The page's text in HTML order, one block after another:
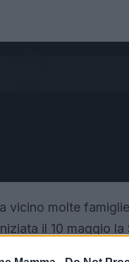
vicino molte
il 10 maggio